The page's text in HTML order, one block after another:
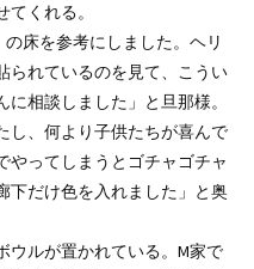
くれる。
の床を参考にしました。ヘリ
られているのを見て、こうい
相談しました」と旦那様。
し、何より子供たちが喜んで
やってしまうとゴチャゴチャ
下だけ色を入れました」と奥
ウルが置かれている。M家で